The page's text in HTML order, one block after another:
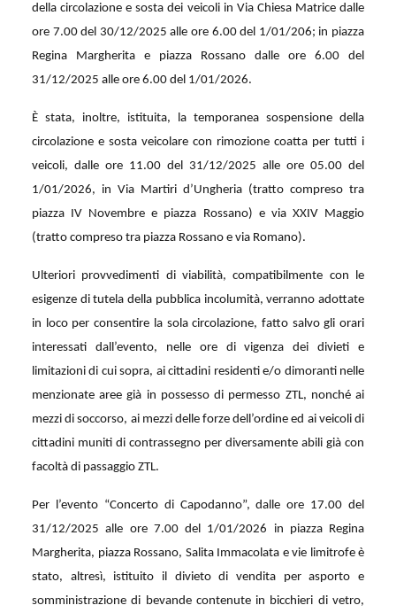
della circolazione e sosta dei veicoli in Via Chiesa Matrice dalle
ore 7.00 del 30/12/2025 alle ore 6.00 del 1/01/206; in piazza
Regina Margherita e piazza Rossano dalle ore 6.00 del
31/12/2025 alle ore 6.00 del 1/01/2026.
È stata, inoltre, istituita, la temporanea sospensione della
circolazione e sosta veicolare con rimozione coatta per tutti i
veicoli, dalle ore 11.00 del 31/12/2025 alle ore 05.00 del
1/01/2026, in Via Martiri d’Ungheria (tratto compreso tra
piazza IV Novembre e piazza Rossano) e via XXIV Maggio
(tratto compreso tra piazza Rossano e via Romano).
Ulteriori provvedimenti di viabilità, compatibilmente con le
esigenze di tutela della pubblica incolumità, verranno adottate
in loco per consentire la sola circolazione, fatto salvo gli orari
interessati dall’evento, nelle ore di vigenza dei divieti e
limitazioni di cui sopra, ai cittadini residenti e/o dimoranti nelle
menzionate aree già in possesso di permesso ZTL, nonché ai
mezzi di soccorso, ai mezzi delle forze dell’ordine ed ai veicoli di
cittadini muniti di contrassegno per diversamente abili già con
facoltà di passaggio ZTL.
Per l’evento “Concerto di Capodanno”, dalle ore 17.00 del
31/12/2025 alle ore 7.00 del 1/01/2026 in piazza Regina
Margherita, piazza Rossano, Salita Immacolata e vie limitrofe è
stato, altresì, istituito il divieto di vendita per asporto e
somministrazione di bevande contenute in bicchieri di vetro,